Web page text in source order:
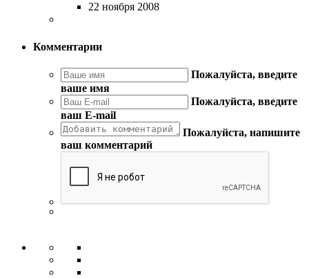
22 ноября 2008
Комментарии
Пожалуйста, введите
ваше имя
Пожалуйста, введите
ваш E-mail
Пожалуйста, напишите
ваш комментарий